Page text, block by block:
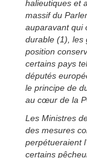
halieutiques et
massif du
auparavant qui
durable (1), les
position
certains pays
députés
le principe de
au cœur de la
Les Ministres
des mesures
perpétueraient
certains